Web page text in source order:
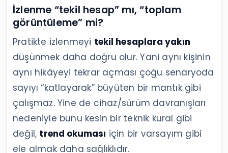
İzlenme “tekil hesap” mı, “toplam
görüntüleme” mi?
Pratikte izlenmeyi tekil hesaplara yakın
düşünmek daha doğru olur. Yani aynı kişinin
aynı hikâyeyi tekrar açması çoğu senaryoda
sayıyı “katlayarak” büyüten bir mantık gibi
çalışmaz. Yine de cihaz/sürüm davranışları
nedeniyle bunu kesin bir teknik kural gibi
değil, trend okuması için bir varsayım gibi
ele almak daha sağlıklıdır.